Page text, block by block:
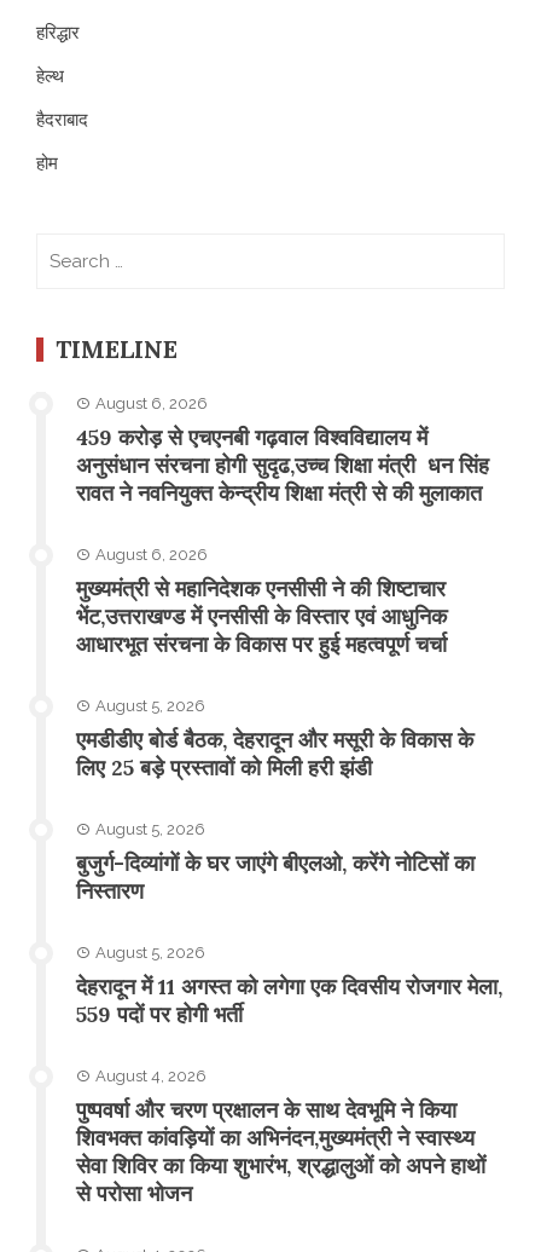
हरिद्धार
हेल्थ
हैदराबाद
होम
TIMELINE
August 6, 2026
459 करोड़ से एचएनबी गढ़वाल विश्वविद्यालय में
अनुसंधान संरचना होगी सुदृढ,उच्च शिक्षा मंत्री धन सिंह
रावत ने नवनियुक्त केन्द्रीय शिक्षा मंत्री से की मुलाकात
August 6, 2026
मुख्यमंत्री से महानिदेशक एनसीसी ने की शिष्टाचार
भेंट,उत्तराखण्ड में एनसीसी के विस्तार एवं आधुनिक
आधारभूत संरचना के विकास पर हुई महत्वपूर्ण चर्चा
August 5, 2026
एमडीडीए बोर्ड बैठक, देहरादून और मसूरी के विकास के
लिए 25 बड़े प्रस्तावों को मिली हरी झंडी
August 5, 2026
बुजुर्ग-दिव्यांगों के घर जाएंगे बीएलओ, करेंगे नोटिसों का
निस्तारण
August 5, 2026
​देहरादून में 11 अगस्त को लगेगा एक दिवसीय रोजगार मेला,
559 पदों पर होगी भर्ती
August 4, 2026
पुष्पवर्षा और चरण प्रक्षालन के साथ देवभूमि ने किया
शिवभक्त कांवड़ियों का अभिनंदन,मुख्यमंत्री ने स्वास्थ्य
सेवा शिविर का किया शुभारंभ, श्रद्धालुओं को अपने हाथों
से परोसा भोजन